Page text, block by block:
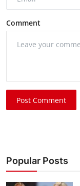
Comment
Post Comment
Popular Posts